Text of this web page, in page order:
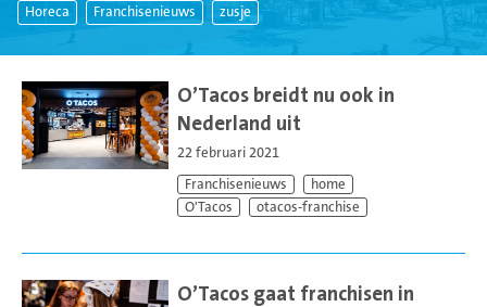
Horeca Franchisenieuws zusje
meer
O’Tacos breidt nu ook in
Nederland uit
22 februari 2021
Franchisenieuws
home
O'Tacos
otacos-franchise
meer
O’Tacos gaat franchisen in